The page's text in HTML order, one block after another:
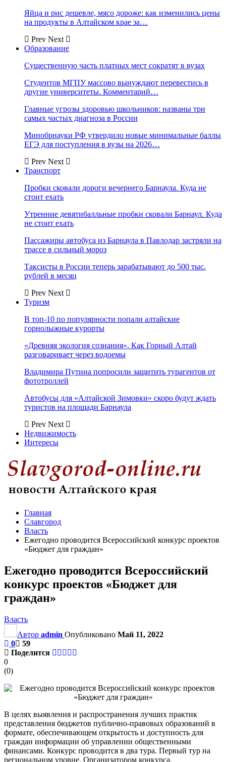
Яйца и рис дешевле, мясо дороже: как изменились цены
на продукты в Алтайском крае за…
Prev Next
Образование
Существенную часть платных мест сократят в вузах
Студентов МГПУ массово вынуждают перевестись в
другие университеты. Комментарий…
Главные угрозы здоровью школьников: названы три
самых частых диагноза в России
Минобрнауки РФ утвердило новые минимальные баллы
ЕГЭ для поступления в вузы на 2026…
Prev Next
Транспорт
Пробки сковали дороги вечернего Барнаула. Куда не
стоит ехать
Утренние девятибалльные пробки сковали Барнаул. Куда
не стоит ехать
Пассажиры автобуса из Барнаула в Павлодар застряли на
трассе в сильный мороз
Таксисты в России теперь зарабатывают до 500 тыс.
рублей в месяц
Prev Next
Туризм
В топ-10 по популярности попали алтайские
горнолыжные курорты
«Древняя экология сознания». Как Горный Алтай
разговаривает через водоемы
Владимира Путина попросили защитить турагентов от
фототроллей
Автобусы для «Алтайской Зимовки» скоро будут ждать
туристов на площади Барнаула
Prev Next
Недвижимость
Интересы
Главная
Славгород
Власть
Ежегодно проводится Всероссийский конкурс проектов
«Бюджет для граждан»
Ежегодно проводится Всероссийский
конкурс проектов «Бюджет для
граждан»
Власть
Автор admin Опубликовано Май 11, 2022
0
59
Поделится
0
(0)
В целях выявления и распространения лучших практик
представления бюджетов публично-правовых образований в
формате, обеспечивающем открытость и доступность для
граждан информации об управлении общественными
финансами. Конкурс проводится в два тура. Первый тур на
региональном уровне. Организатором конкурса,